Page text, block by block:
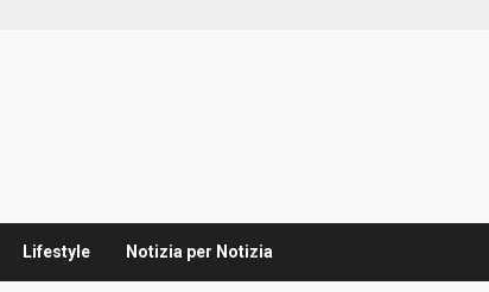
Lifestyle Notizia per Notizia